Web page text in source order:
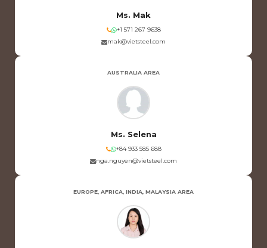
Ms. Mak
+1 571 267 9638
mak@vietsteel.com
AUSTRALIA AREA
Ms. Selena
+84 933 585 688
nga.nguyen@vietsteel.com
EUROPE, AFRICA, INDIA, MALAYSIA AREA